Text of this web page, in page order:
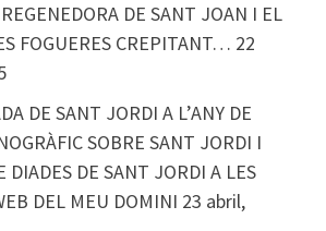
DE SANT JOAN I EL
FOGUERES CREPITANT… 22
DE SANT JORDI A L’ANY DE
SOBRE SANT JORDI I
DIADES DE SANT JORDI A LES
DEL MEU DOMINI 23 abril,